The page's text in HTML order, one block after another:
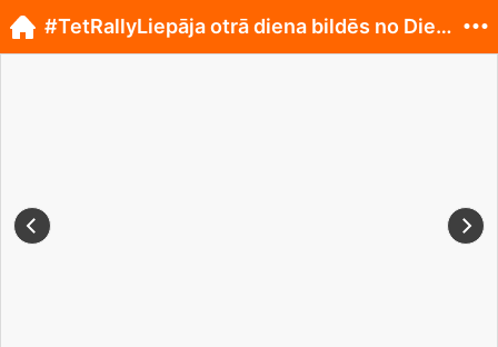
#TetRallyLiepāja otrā diena bildēs no Dienvidku...